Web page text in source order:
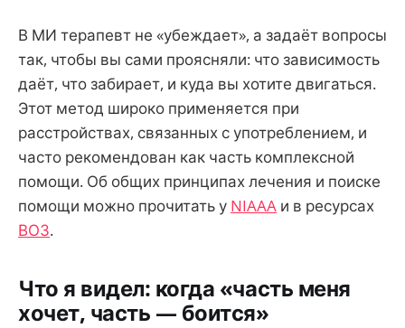
В МИ терапевт не «убеждает», а задаёт вопросы
так, чтобы вы сами проясняли: что зависимость
даёт, что забирает, и куда вы хотите двигаться.
Этот метод широко применяется при
расстройствах, связанных с употреблением, и
часто рекомендован как часть комплексной
помощи. Об общих принципах лечения и поиске
помощи можно прочитать у NIAAA и в ресурсах
ВОЗ.
Что я видел: когда «часть меня
хочет, часть — боится»